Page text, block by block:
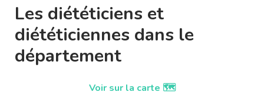
Les diététiciens et
diététiciennes dans le
département
Voir sur la carte 🗺️